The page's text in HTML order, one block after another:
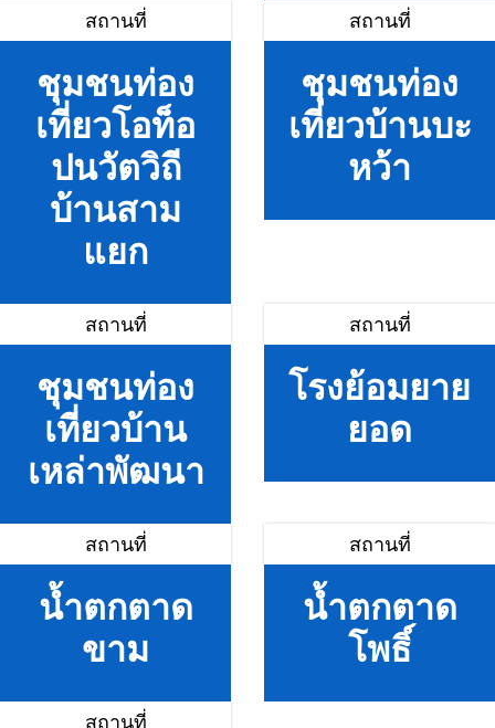
สถานที่
ชุมชนท่อง
เที่ยวโอท็อ
ปนวัตวิถี
บ้านสาม
แยก
สถานที่
ชุมชนท่อง
เที่ยวบ้านบะ
หว้า
สถานที่
ชุมชนท่อง
เที่ยวบ้าน
เหล่าพัฒนา
สถานที่
โรงย้อมยาย
ยอด
สถานที่
น้ำตกตาด
ขาม
สถานที่
น้ำตกตาด
โพธิ์
สถานที่